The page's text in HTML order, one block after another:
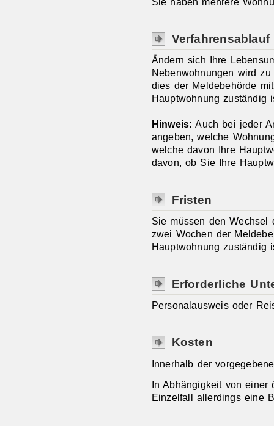
Verfahrensablauf
Ändern sich Ihre
Nebenwohnungen wird
dies der Meldebehörde
Hauptwohnung zuständig
Hinweis: Auch bei jeder
angeben, welche
welche davon Ihre
davon, ob Sie Ihre
Fristen
Sie müssen den Wechsel
zwei Wochen der
Hauptwohnung zuständig
Erforderliche
Personalausweis oder
Kosten
Innerhalb der
In Abhängigkeit von einer
Einzelfall allerdings eine